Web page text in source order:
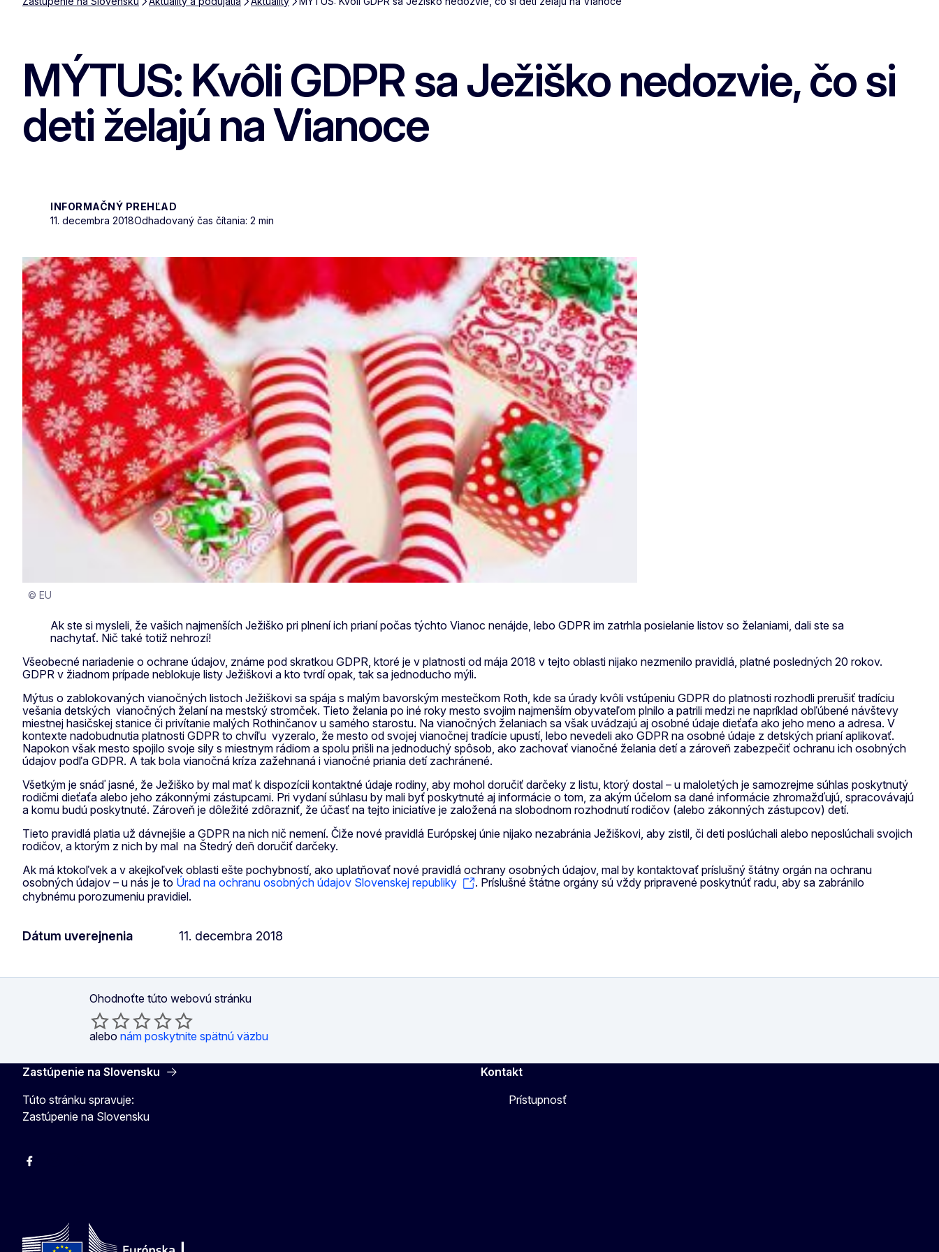
MÝTUS: Kvôli GDPR sa Ježiško nedozvie, čo si
deti želajú na Vianoce
INFORMAČNÝ PREHĽAD
11. decembra 2018Odhadovaný čas čítania: 2 min
© EU
Ak ste si mysleli, že vašich najmenších Ježiško pri plnení ich prianí počas týchto Vianoc nenájde, lebo GDPR im zatrhla posielanie listov so želaniami, dali ste sa
nachytať. Nič také totiž nehrozí!
Všeobecné nariadenie o ochrane údajov, známe pod skratkou GDPR, ktoré je v platnosti od mája 2018 v tejto oblasti nijako nezmenilo pravidlá, platné posledných 20 rokov.
GDPR v žiadnom prípade neblokuje listy Ježiškovi a kto tvrdí opak, tak sa jednoducho mýli.
Mýtus o zablokovaných vianočných listoch Ježiškovi sa spája s malým bavorským mestečkom Roth, kde sa úrady kvôli vstúpeniu GDPR do platnosti rozhodli prerušiť tradíciu
vešania detských vianočných želaní na mestský stromček. Tieto želania po iné roky mesto svojim najmenším obyvateľom plnilo a patrili medzi ne napríklad obľúbené návštevy
miestnej hasičskej stanice či privítanie malých Rothinčanov u samého starostu. Na vianočných želaniach sa však uvádzajú aj osobné údaje dieťaťa ako jeho meno a adresa. V
kontexte nadobudnutia platnosti GDPR to chvíľu vyzeralo, že mesto od svojej vianočnej tradície upustí, lebo nevedeli ako GDPR na osobné údaje z detských prianí aplikovať.
Napokon však mesto spojilo svoje sily s miestnym rádiom a spolu prišli na jednoduchý spôsob, ako zachovať vianočné želania detí a zároveň zabezpečiť ochranu ich osobných
údajov podľa GDPR. A tak bola vianočná kríza zažehnaná i vianočné priania detí zachránené.
Všetkým je snáď jasné, že Ježiško by mal mať k dispozícii kontaktné údaje rodiny, aby mohol doručiť darčeky z listu, ktorý dostal – u maloletých je samozrejme súhlas poskytnutý
rodičmi dieťaťa alebo jeho zákonnými zástupcami. Pri vydaní súhlasu by mali byť poskytnuté aj informácie o tom, za akým účelom sa dané informácie zhromažďujú, spracovávajú
a komu budú poskytnuté. Zároveň je dôležité zdôrazniť, že účasť na tejto iniciatíve je založená na slobodnom rozhodnutí rodičov (alebo zákonných zástupcov) detí.
Tieto pravidlá platia už dávnejšie a GDPR na nich nič nemení. Čiže nové pravidlá Európskej únie nijako nezabránia Ježiškovi, aby zistil, či deti poslúchali alebo neposlúchali svojich
rodičov, a ktorým z nich by mal na Štedrý deň doručiť darčeky.
Ak má ktokoľvek a v akejkoľvek oblasti ešte pochybností, ako uplatňovať nové pravidlá ochrany osobných údajov, mal by kontaktovať príslušný štátny orgán na ochranu
osobných údajov – u nás je to Úrad na ochranu osobných údajov Slovenskej republiky
. Príslušné štátne orgány sú vždy pripravené poskytnúť radu, aby sa zabránilo
chybnému porozumeniu pravidiel.
Dátum uverejnenia 11. decembra 2018
Ohodnoťte túto webovú stránku
alebo nám poskytnite spätnú väzbu
Zastúpenie na Slovensku
Túto stránku spravuje:
Zastúpenie na Slovensku
Facebook
Kontakt
Prístupnosť